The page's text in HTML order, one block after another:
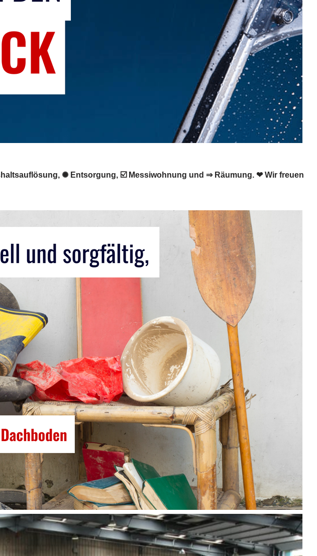
✺ Entsorgung, ☑️ Messiwohnung und ⇒ Räumung. ❤ Wir freuen